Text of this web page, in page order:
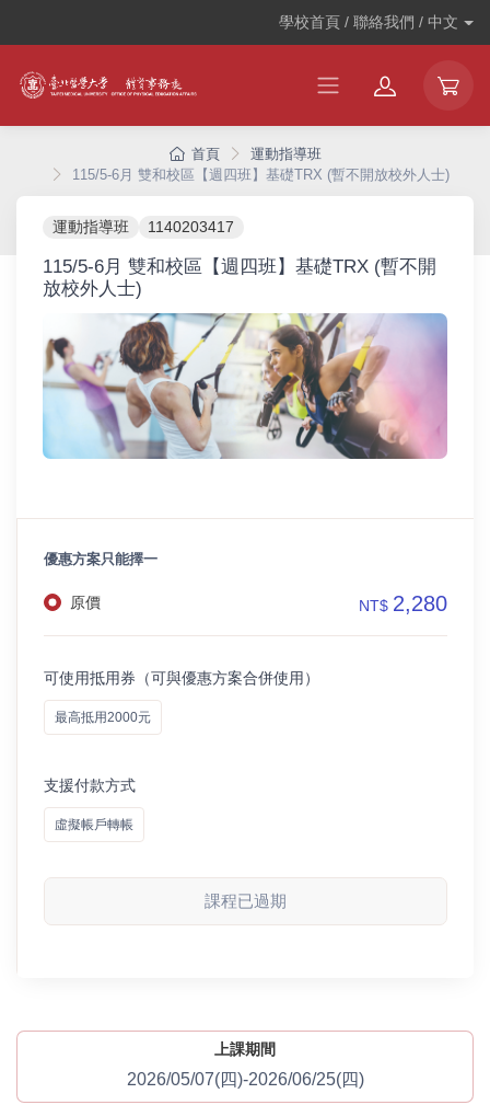
學校首頁 / 聯絡我們 /中文
首頁
運動指導班
115/5-6月 雙和校區【週四班】基礎TRX (暫不開放校外人士)
運動指導班 1140203417
115/5-6月 雙和校區【週四班】基礎TRX (暫不開
放校外人士)
優惠方案只能擇一
原價 NT$ 2,280
可使用抵用券（可與優惠方案合併使用）
最高抵用2000元
支援付款方式
虛擬帳戶轉帳
課程已過期
上課期間
2026/05/07(四)-2026/06/25(四)